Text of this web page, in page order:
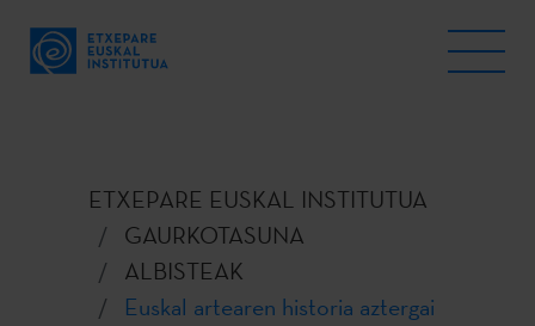
ETXEPARE EUSKAL INSTITUTUA
GAURKOTASUNA
ALBISTEAK
Euskal artearen historia aztergai